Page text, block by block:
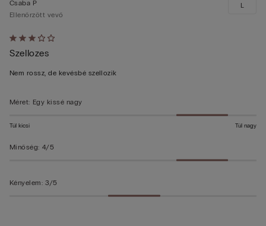
Értékelés:
3/5
Csaba P
Ellenőrzött vevő
Szellozes
Nem rossz, de kevésbé szellozik
L
Méret: Egy kissé nagy
Túl kicsi Túl nagy
Minőség: 4/5
Kényelem: 3/5